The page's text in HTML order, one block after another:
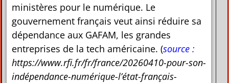
ministères pour le numérique. Le
gouvernement français veut ainsi réduire sa
dépendance aux GAFAM, les grandes
entreprises de la tech américaine. (source :
https://www.rfi.fr/fr/france/20260410-pour-son-
indépendance-numérique-l’état-français-